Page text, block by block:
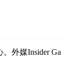
外媒Insider